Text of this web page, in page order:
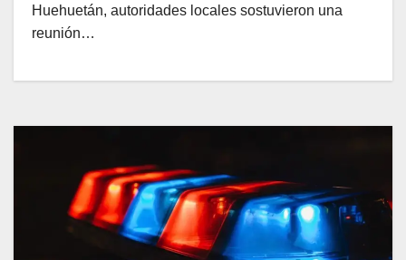
Huehuetán, autoridades locales sostuvieron una
reunión…